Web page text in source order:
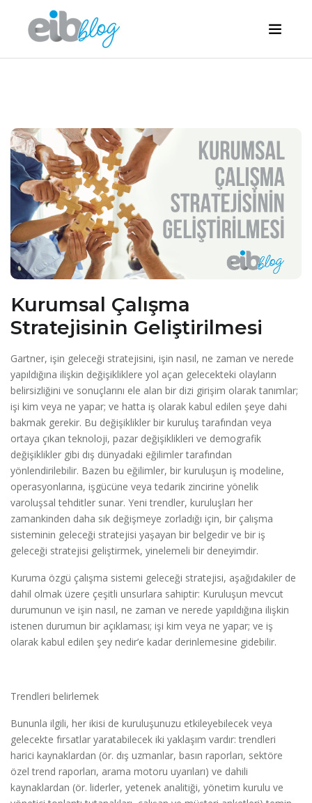
Kurumsal Çalışma
Stratejisinin Geliştirilmesi
Gartner, işin geleceği stratejisini, işin nasıl, ne zaman ve nerede
yapıldığına ilişkin değişikliklere yol açan gelecekteki olayların
belirsizliğini ve sonuçlarını ele alan bir dizi girişim olarak tanımlar;
işi kim veya ne yapar; ve hatta iş olarak kabul edilen şeye dahi
bakmak gerekir. Bu değişiklikler bir kuruluş tarafından veya
ortaya çıkan teknoloji, pazar değişiklikleri ve demografik
değişiklikler gibi dış dünyadaki eğilimler tarafından
yönlendirilebilir. Bazen bu eğilimler, bir kuruluşun iş modeline,
operasyonlarına, işgücüne veya tedarik zincirine yönelik
varoluşsal tehditler sunar. Yeni trendler, kuruluşları her
zamankinden daha sık değişmeye zorladığı için, bir çalışma
sisteminin geleceği stratejisi yaşayan bir belgedir ve bir iş
geleceği stratejisi geliştirmek, yinelemeli bir deneyimdir.
Kuruma özgü çalışma sistemi geleceği stratejisi, aşağıdakiler de
dahil olmak üzere çeşitli unsurlara sahiptir: Kuruluşun mevcut
durumunun ve işin nasıl, ne zaman ve nerede yapıldığına ilişkin
istenen durumun bir açıklaması; işi kim veya ne yapar; ve iş
olarak kabul edilen şey nedir’e kadar derinlemesine gidebilir.
Trendleri belirlemek
Bununla ilgili, her ikisi de kuruluşunuzu etkileyebilecek veya
gelecekte fırsatlar yaratabilecek iki yaklaşım vardır: trendleri
harici kaynaklardan (ör. dış uzmanlar, basın raporları, sektöre
özel trend raporları, arama motoru uyarıları) ve dahili
kaynaklardan (ör. liderler, yetenek analitiği, yönetim kurulu ve